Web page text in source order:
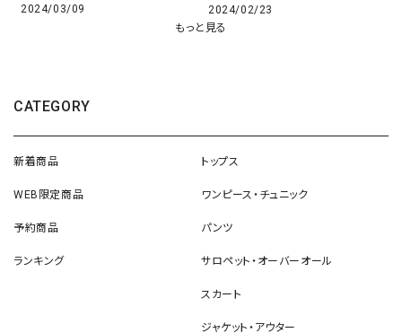
2024/03/09
2024/02/23
もっと見る
CATEGORY
新着商品
WEB限定商品
予約商品
ランキング
トップス
ワンピース・チュニック
パンツ
サロペット・オーバーオール
スカート
ジャケット・アウター